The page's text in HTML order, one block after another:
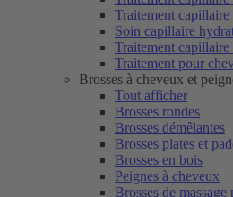
Traitement
Soin capillaire
Traitement capillaire
Traitement pour
Brosses à cheveux et
Tout afficher
Brosses rondes
Brosses démêlantes
Brosses plates et
Brosses en bois
Peignes à cheveux
Brosses de massage